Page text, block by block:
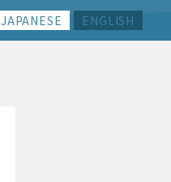
JAPANESE ENGLISH